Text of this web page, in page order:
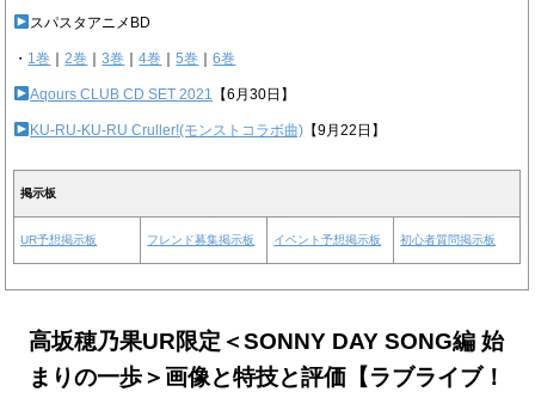
スパスタアニメBD
・ 1巻 ｜2巻 ｜3巻 ｜4巻 ｜5巻 ｜6巻
Aqours CLUB CD SET 2021 【6月30日】
KU-RU-KU-RU Cruller!(モンストコラボ曲) 【9月22日】
掲示板
UR予想掲示板 フレンド募集掲示板 イベント予想掲示板 初心者質問掲示板
高坂穂乃果UR限定＜SONNY DAY SONG編 始
まりの一歩＞画像と特技と評価【ラブライブ！